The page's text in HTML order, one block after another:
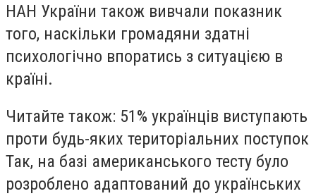
НАН України також вивчали показник
того, наскільки громадяни здатні
психологічно впоратись з ситуацією в
країні.
Читайте також: 51% українців виступають
проти будь-яких територіальних поступок
Так, на базі американського тесту було
розроблено адаптований до українських